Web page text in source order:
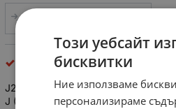
Термодатчици
J2000x300mm Louisa Electric
J (FeCu-Ni)
Този уебсайт
бисквитки
Ние използваме
персонализираме